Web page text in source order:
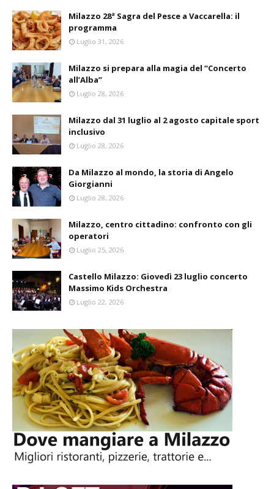
Milazzo 28ª Sagra del Pesce a Vaccarella: il
programma
Luglio 31, 2026
Milazzo si prepara alla magia del “Concerto
all’Alba”
Luglio 28, 2026
Milazzo dal 31 luglio al 2 agosto capitale sport
inclusivo
Luglio 28, 2026
Da Milazzo al mondo, la storia di Angelo
Giorgianni
Luglio 28, 2026
Milazzo, centro cittadino: confronto con gli
operatori
Luglio 25, 2026
Castello Milazzo: Giovedì 23 luglio concerto
Massimo Kids Orchestra
Luglio 22, 2026